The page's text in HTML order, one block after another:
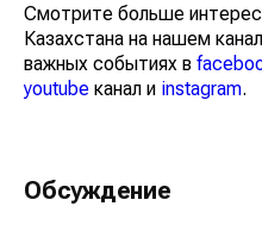
Смотрите больше
Казахстана на нашем
важных событиях в
youtube канал и instagram.
Обсуждение